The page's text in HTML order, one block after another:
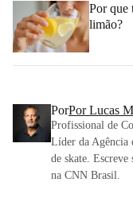
Por que
limão?
PorPor Lucas
Profissional de
Líder da Agência
de skate.
na CNN Brasil.